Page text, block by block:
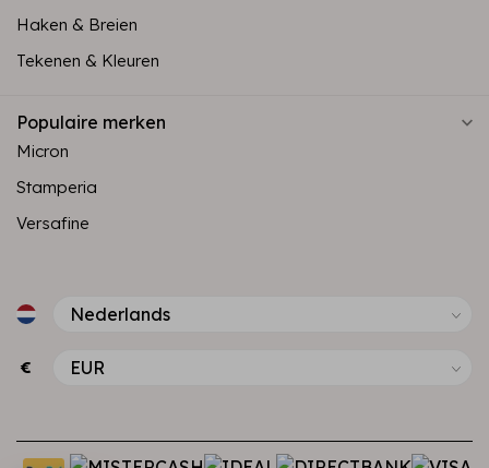
Haken & Breien
Tekenen & Kleuren
Populaire merken
Micron
Stamperia
Versafine
€